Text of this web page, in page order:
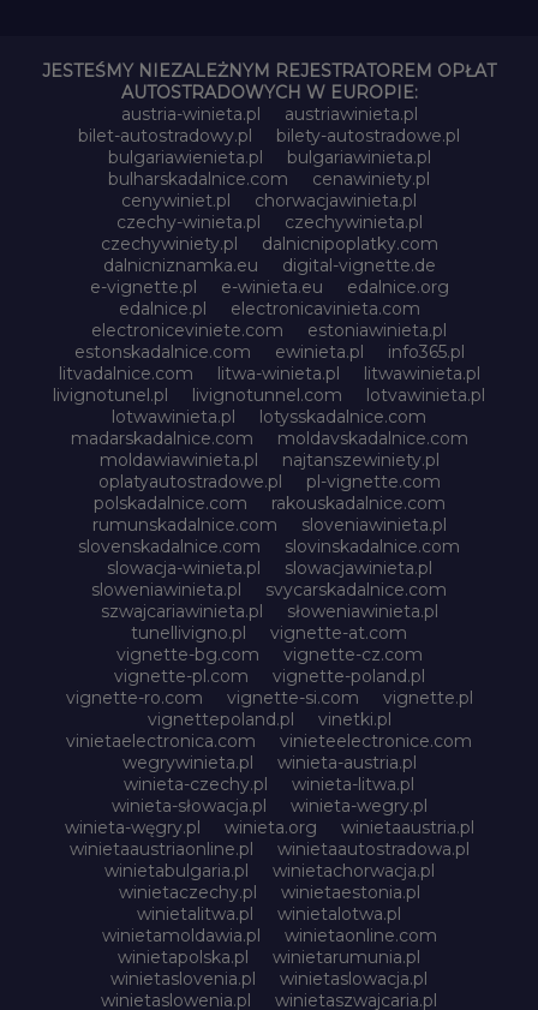
JESTEŚMY NIEZALEŻNYM REJESTRATOREM OPŁAT
AUTOSTRADOWYCH W EUROPIE:
austria-winieta.pl
austriawinieta.pl
bilet-autostradowy.pl
bilety-autostradowe.pl
bulgariawienieta.pl
bulgariawinieta.pl
bulharskadalnice.com
cenawiniety.pl
cenywiniet.pl
chorwacjawinieta.pl
czechy-winieta.pl
czechywinieta.pl
czechywiniety.pl
dalnicnipoplatky.com
dalnicniznamka.eu
digital-vignette.de
e-vignette.pl
e-winieta.eu
edalnice.org
edalnice.pl
electronicavinieta.com
electroniceviniete.com
estoniawinieta.pl
estonskadalnice.com
ewinieta.pl
info365.pl
litvadalnice.com
litwa-winieta.pl
litwawinieta.pl
livignotunel.pl
livignotunnel.com
lotvawinieta.pl
lotwawinieta.pl
lotysskadalnice.com
madarskadalnice.com
moldavskadalnice.com
moldawiawinieta.pl
najtanszewiniety.pl
oplatyautostradowe.pl
pl-vignette.com
polskadalnice.com
rakouskadalnice.com
rumunskadalnice.com
sloveniawinieta.pl
slovenskadalnice.com
slovinskadalnice.com
slowacja-winieta.pl
slowacjawinieta.pl
sloweniawinieta.pl
svycarskadalnice.com
szwajcariawinieta.pl
słoweniawinieta.pl
tunellivigno.pl
vignette-at.com
vignette-bg.com
vignette-cz.com
vignette-pl.com
vignette-poland.pl
vignette-ro.com
vignette-si.com
vignette.pl
vignettepoland.pl
vinetki.pl
vinietaelectronica.com
vinieteelectronice.com
wegrywinieta.pl
winieta-austria.pl
winieta-czechy.pl
winieta-litwa.pl
winieta-słowacja.pl
winieta-wegry.pl
winieta-węgry.pl
winieta.org
winietaaustria.pl
winietaaustriaonline.pl
winietaautostradowa.pl
winietabulgaria.pl
winietachorwacja.pl
winietaczechy.pl
winietaestonia.pl
winietalitwa.pl
winietalotwa.pl
winietamoldawia.pl
winietaonline.com
winietapolska.pl
winietarumunia.pl
winietaslovenia.pl
winietaslowacja.pl
winietaslowenia.pl
winietaszwajcaria.pl